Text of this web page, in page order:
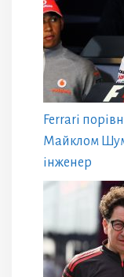
Ferrari
Майклом
інженер